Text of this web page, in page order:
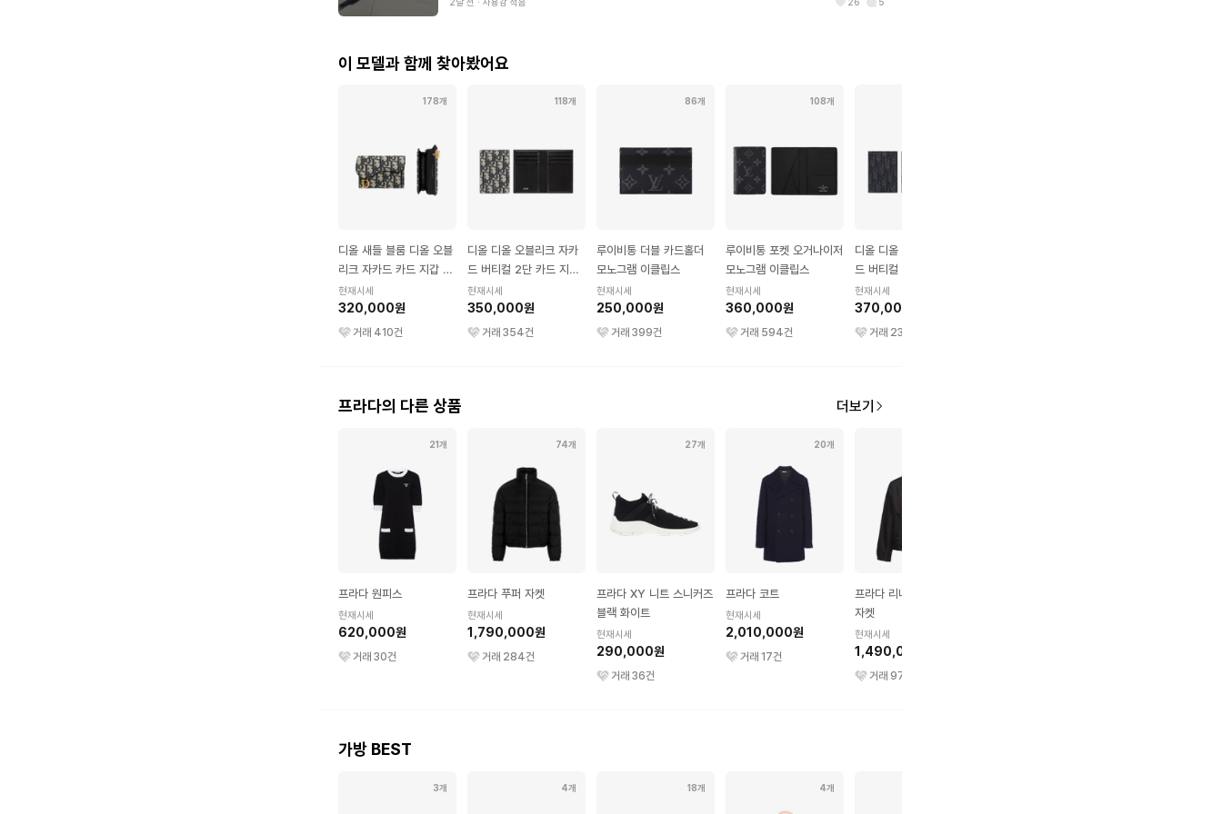
이 모델과 함께 찾아봤어요
178개
디올 새들 블룸 디올 오블
리크 자카드 카드 지갑 블
루
현재시세
320,000원
거래 410건
118개
디올 디올 오블리크 자카
드 버티컬 2단 카드 지갑
베이지 블랙
현재시세
350,000원
거래 354건
86개
루이비통 더블 카드홀더
모노그램 이클립스
현재시세
250,000원
거래 399건
108개
루이비통 포켓 오거나이저
모노그램 이클립스
현재시세
360,000원
거래 594건
디올 디올 오블리크 자카
드 버티컬 2단 카드 지갑
블랙
현재시세
370,000원
거래 234
프라다의 다른 상품 더보기
21개
프라다 원피스
현재시세
620,000원
거래 30건
74개
프라다 푸퍼 자켓
현재시세
1,790,000원
거래 284건
27개
프라다 XY 니트 스니커즈
블랙 화이트
현재시세
290,000원
거래 36건
20개
프라다 코트
현재시세
2,010,000원
거래 17건
프라다 리나일론 블루종
자켓
현재시세
1,490,000원
거래 97
가방 BEST
3개 4개 18개 4개